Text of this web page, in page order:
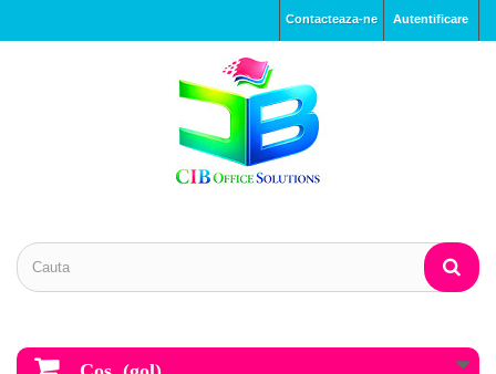
Autentificare
Contacteaza-ne